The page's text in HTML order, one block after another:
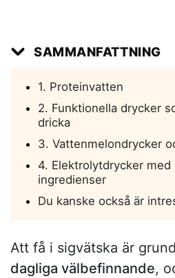
SAMMANFATTNING
1. Proteinvatten
2. Funktionella drycker
dricka
3. Vattenmelondrycker
4. Elektrolytdrycker med
ingredienser
Du kanske också är
Att få i sigvätska är
dagliga välbefinnande,